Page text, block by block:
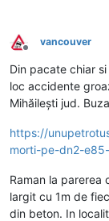
Deconectat
vancouver
Din pacate chiar
loc accidente
Mihăilești jud.
https://
morti-pe-dn2-
Raman la
largit cu 1m de
din beton. In